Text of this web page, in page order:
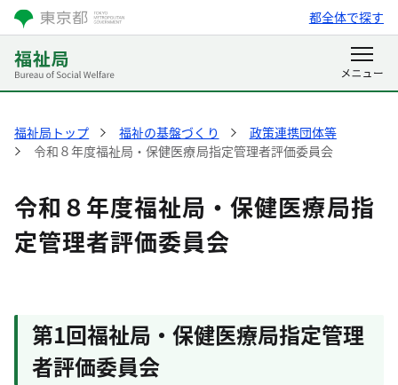
都全体で探す
福祉局トップ 福祉の基盤づくり
政策連携団体等
令和８年度福祉局・保健医療局指定管理者評価委員会
令和８年度福祉局・保健医療局指
定管理者評価委員会
第1回福祉局・保健医療局指定管理
者評価委員会